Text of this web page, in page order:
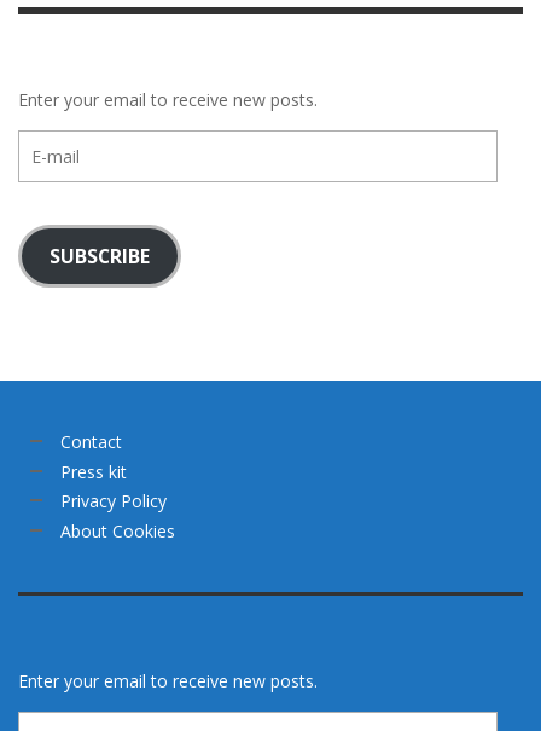
Enter your email to receive new posts.
mail
SUBSCRIBE
Contact
Press kit
Privacy Policy
About Cookies
Enter your email to receive new posts.